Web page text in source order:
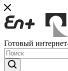
Готовый